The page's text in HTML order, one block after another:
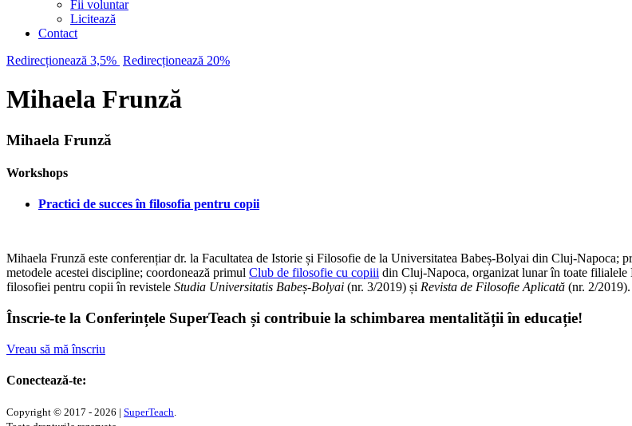
Fii voluntar
Licitează
Contact
Redirecționează 3,5% Redirecționează 20%
Mihaela Frunză
Mihaela Frunză
Workshops
Practici de succes în filosofia pentru copii
Mihaela Frunză este conferențiar dr. la Facultatea de Istorie și Filosofie de la Universitatea Babeș-Bolyai din Cluj-Napoca;
metodele acestei discipline; coordonează primul Club de filosofie cu copiii din Cluj-Napoca, organizat lunar în toate filialele
filosofiei pentru copii în revistele Studia Universitatis Babeș-Bolyai (nr. 3/2019) și Revista de Filosofie Aplicată (nr. 2/2019).
Înscrie-te la Conferințele SuperTeach și contribuie la schimbarea mentalității în educație!
Vreau să mă înscriu
Conectează-te:
Copyright © 2017 - 2026 | SuperTeach.